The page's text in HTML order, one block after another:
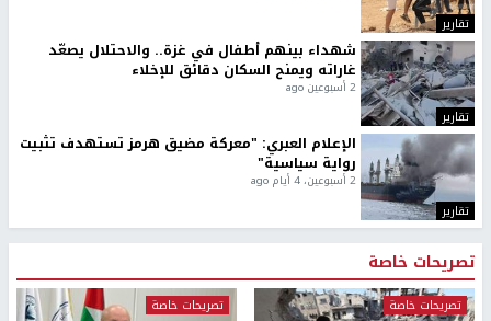
تقارير
تقارير
شهداء بينهم أطفال في غزة.. والاحتلال يصعّد
غاراته ويمنح السكان دقائق للإخلاء
2 أسبوعين ago
تقارير
الإعلام العبري: "معركة مضيق هرمز تستهدف تثبيت
رواية سياسية"
2 أسبوعين، 4 أيام ago
تصريحات خاصة
تصريحات خاصة تصريحات خاصة